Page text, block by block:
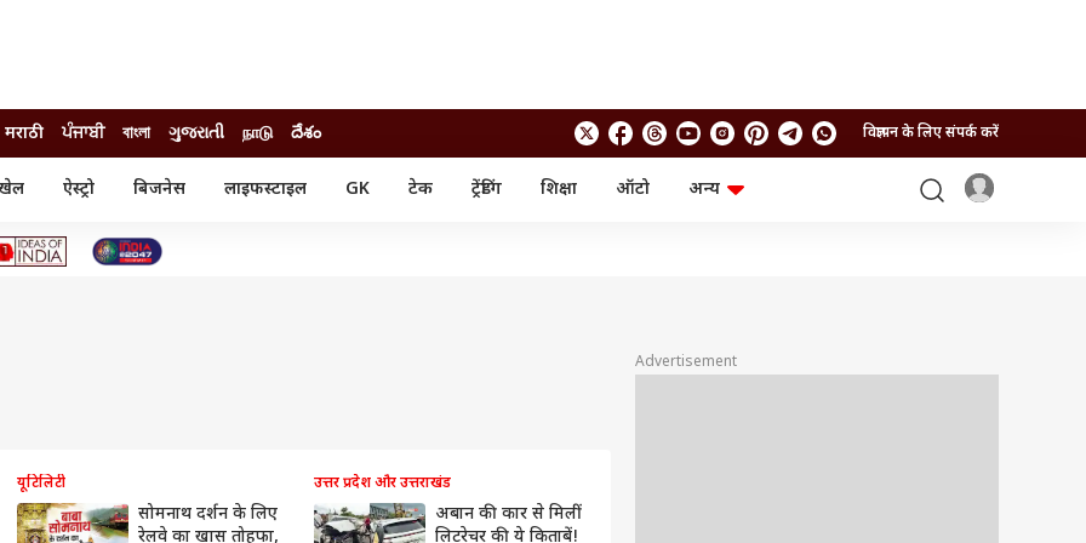
मराठी ਪੰਜਾਬੀ বাংলা ગુજરાતી நாடு దేశం विज्ञापन के लिए संपर्क करें
ऐस्ट्रो बिजनेस लाइफस्टाइल GK टेक ट्रेंडिंग शिक्षा ऑटो
अन्य
आईपीओ
फैक्ट चेक
यूटिलिटी
सोमनाथ दर्शन के लिए
रेलवे का खास तोहफा,
उत्तर प्रदेश और उत्तराखंड
अबान की कार से मिलीं
लिटरेचर की ये किताबें!
Advertisement